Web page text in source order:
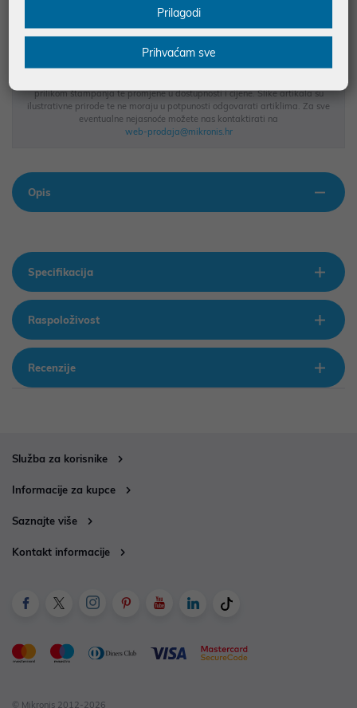
MOGUĆNOST PLAĆANJA NA RATE
Podaci uz artikle su prezentirani u dobroj namjeri. Mikronis d.o.o. ne
prilikom štampanja te promjene u dostupnosti i cijene. Slike artikala su
ilustrativne prirode te ne moraju u potpunosti odgovarati artiklima. Za sve
eventualne nejasnoće možete nas kontaktirati na
web-prodaja@mikronis.hr
Opis
Specifikacija
Raspoloživost
Recenzije
Služba za korisnike
Informacije za kupce
Saznajte više
Kontakt informacije
© Mikronis 2012-2026
Prilagodi
Prihvaćam sve